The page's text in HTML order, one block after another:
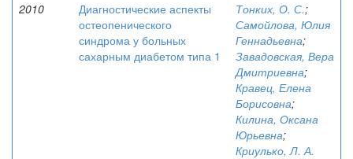
2010
Диагностические аспекты
остеопенического
синдрома у больных
сахарным диабетом типа 1
Тонких, О. С.;
Самойлова, Юлия
Геннадьевна;
Завадовская, Вера
Дмитриевна;
Кравец, Елена
Борисовна;
Килина, Оксана
Юрьевна;
Криулько, Л. А.